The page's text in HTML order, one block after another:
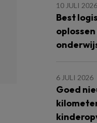
10 JULI 2026
Best
6 JULI 2026
Goed